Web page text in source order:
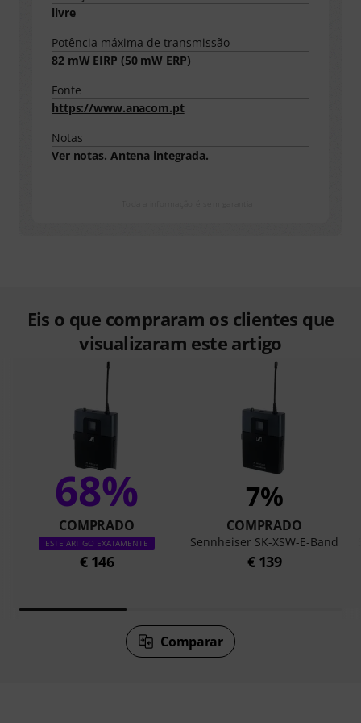
livre
Potência máxima de transmissão
82mW EIRP (50mW ERP)
Fonte
https://www.anacom.pt
Notas
Ver notas. Antena integrada.
Eis o que compraram os clientes que
visualizaram este artigo
68%
COMPRADO
ESTE ARTIGO EXATAMENTE
€ 146
7%
COMPRADO
Sennheiser SK-XSW-E-Band
€ 139
Comparar